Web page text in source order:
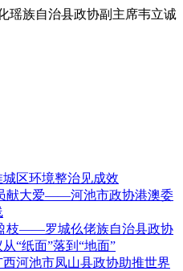
族自治县政协副主席韦立诚
区环境整治见成效
献大爱——河池市政协港澳委
枝——罗城仫佬族自治县政协
“纸面”落到“地面”
河池市凤山县政协助推世界